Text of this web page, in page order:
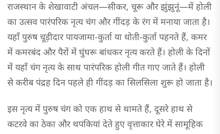
राजस्थान के शेखावाटी अंचल—सीकर, चूरू और झुंझुनूं—में होली
का उत्सव पारंपरिक नृत्य चंग और गींदड़ के रंग में मनाया जाता है।
यहाँ पुरुष चूड़ीदार पायजामा-कुर्ता या धोती-कुर्ता पहनते हैं, कमर
में कमरबंद और पैरों में घुंघरू बांधकर नृत्य करते हैं। होली के दिनों
में यहाँ चंग नृत्य के साथ पारंपरिक होली गीत गाए जाते हैं। होली
से करीब पंद्रह दिन पहले ही गींदड़ का सिलसिला शुरू हो जाता है।
इस नृत्य में पुरुष चंग को एक हाथ से थामते हैं, दूसरे हाथ से
कटरवे का ठेका और थपकियां देते हुए वृत्ताकार घेरे में सामूहिक